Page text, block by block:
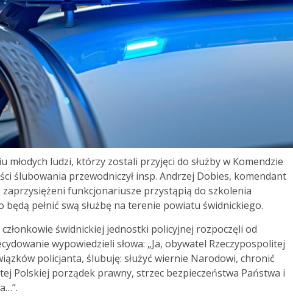
młodych ludzi, którzy zostali przyjęci do służby w Komendzie
ślubowania przewodniczył insp. Andrzej Dobies, komendant
funkcjonariusze przystąpią do szkolenia
pełnić swą służbę na terenie powiatu świdnickiego.
świdnickiej jednostki policyjnej rozpoczęli od
wypowiedzieli słowa: „Ja, obywatel Rzeczypospolitej
policjanta, ślubuję: służyć wiernie Narodowi, chronić
Polskiej porządek prawny, strzec bezpieczeństwa Państwa i